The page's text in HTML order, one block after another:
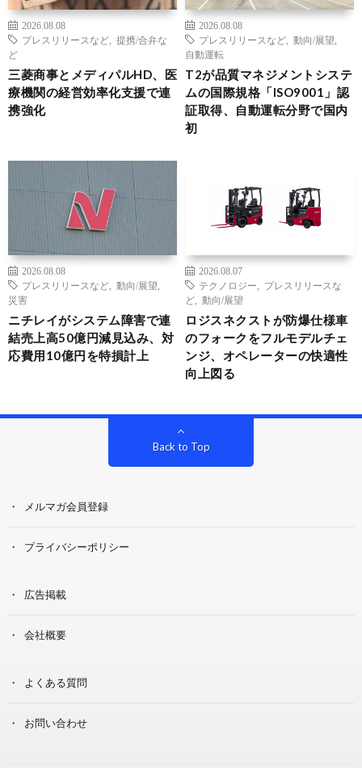
2026.08.08
プレスリリースなど
提携/合弁な
ど
三菱商事とメディパルHD、医
療機関の経営効率化支援で連
携強化
2026.08.08
プレスリリースなど
動向/展望
自動運転
T2が品質マネジメントシステ
ムの国際規格「ISO9001」認
証取得、自動運転分野で国内
初
2026.08.08
プレスリリースなど
動向/展望
災害
ニチレイがシステム障害で連
結売上高50億円減見込み、対
応費用10億円を特損計上
2026.08.07
テクノロジー
プレスリリースな
ど
動向/展望
ロジスネクストが防爆仕様車
のフォークをフルモデルチェ
ンジ、オペレーターの快適性
向上図る
Back to Top
メルマガ会員登録
プライバシーポリシー
広告掲載
会社概要
よくある質問
お問い合わせ